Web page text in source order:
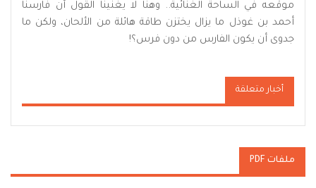
موقعه في الساحة الغنائية.. وهنا لا يغنينا القول أن فارسنا
أحمد بن غوذل ما يزال يختزن طاقة هائلة من الألحان، ولكن ما
جدوى أن يكون الفارس من دون فرس؟!
أخبار متعلقة
ملفات PDF